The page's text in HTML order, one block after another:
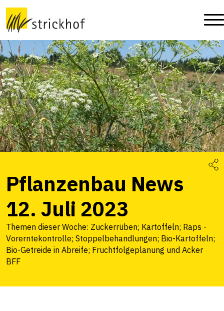
Pflanzenbau News
12. Juli 2023
Themen dieser Woche: Zuckerrüben; Kartoffeln; Raps -
Vorerntekontrolle; Stoppelbehandlungen; Bio-Kartoffeln;
Bio-Getreide in Abreife; Fruchtfolgeplanung und Acker
BFF